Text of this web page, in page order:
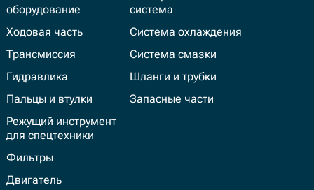
оборудование
Ходовая часть
Трансмиссия
Гидравлика
Пальцы и втулки
Режущий инструмент
для спецтехники
Фильтры
Двигатель
система
Система охлаждения
Система смазки
Шланги и трубки
Запасные части